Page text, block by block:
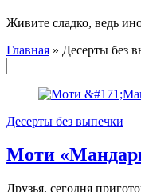
Живите сладко, ведь
Главная » Десерты без
Десерты без выпечки
Моти
Друзья, сегодня